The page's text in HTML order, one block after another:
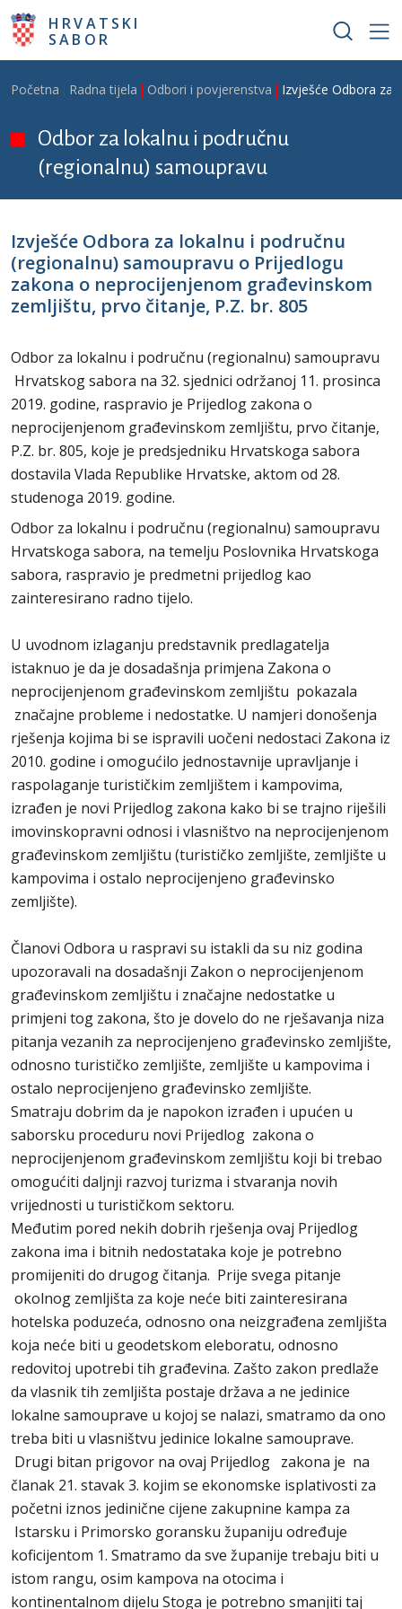
Skoči na glavni sadržaj
HRVATSKI
SABOR
Breadcrumb
Početna Radna tijela Odbori i povjerenstva Izvješće Odbora za
Odbor za lokalnu i područnu
(regionalnu) samoupravu
Izvješće Odbora za lokalnu i područnu
(regionalnu) samoupravu o Prijedlogu
zakona o neprocijenjenom građevinskom
zemljištu, prvo čitanje, P.Z. br. 805
Odbor za lokalnu i područnu (regionalnu) samoupravu
Hrvatskog sabora na 32. sjednici održanoj 11. prosinca
2019. godine, raspravio je Prijedlog zakona o
neprocijenjenom građevinskom zemljištu, prvo čitanje,
P.Z. br. 805, koje je predsjedniku Hrvatskoga sabora
dostavila Vlada Republike Hrvatske, aktom od 28.
studenoga 2019. godine.
Odbor za lokalnu i područnu (regionalnu) samoupravu
Hrvatskoga sabora, na temelju Poslovnika Hrvatskoga
sabora, raspravio je predmetni prijedlog kao
zainteresirano radno tijelo.
U uvodnom izlaganju predstavnik predlagatelja
istaknuo je da je dosadašnja primjena Zakona o
neprocijenjenom građevinskom zemljištu pokazala
značajne probleme i nedostatke. U namjeri donošenja
rješenja kojima bi se ispravili uočeni nedostaci Zakona iz
2010. godine i omogućilo jednostavnije upravljanje i
raspolaganje turističkim zemljištem i kampovima,
izrađen je novi Prijedlog zakona kako bi se trajno riješili
imovinskopravni odnosi i vlasništvo na neprocijenjenom
građevinskom zemljištu (turističko zemljište, zemljište u
kampovima i ostalo neprocijenjeno građevinsko
zemljište).
Članovi Odbora u raspravi su istakli da su niz godina
upozoravali na dosadašnji Zakon o neprocijenjenom
građevinskom zemljištu i značajne nedostatke u
primjeni tog zakona, što je dovelo do ne rješavanja niza
pitanja vezanih za neprocijenjeno građevinsko zemljište,
odnosno turističko zemljište, zemljište u kampovima i
ostalo neprocijenjeno građevinsko zemljište.
Smatraju dobrim da je napokon izrađen i upućen u
saborsku proceduru novi Prijedlog zakona o
neprocijenjenom građevinskom zemljištu koji bi trebao
omogućiti daljnji razvoj turizma i stvaranja novih
vrijednosti u turističkom sektoru.
Međutim pored nekih dobrih rješenja ovaj Prijedlog
zakona ima i bitnih nedostataka koje je potrebno
promijeniti do drugog čitanja. Prije svega pitanje
okolnog zemljišta za koje neće biti zainteresirana
hotelska poduzeća, odnosno ona neizgrađena zemljišta
koja neće biti u geodetskom eleboratu, odnosno
redovitoj upotrebi tih građevina. Zašto zakon predlaže
da vlasnik tih zemljišta postaje država a ne jedinice
lokalne samouprave u kojoj se nalazi, smatramo da ono
treba biti u vlasništvu jedinice lokalne samouprave.
Drugi bitan prigovor na ovaj Prijedlog zakona je na
članak 21. stavak 3. kojim se ekonomske isplativosti za
početni iznos jedinične cijene zakupnine kampa za
Istarsku i Primorsko goransku županiju određuje
koficijentom 1. Smatramo da sve županije trebaju biti u
istom rangu, osim kampova na otocima i
kontinentalnom dijelu Stoga je potrebno smanjiti taj